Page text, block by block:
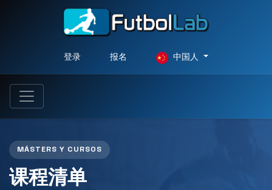
登录 报名 中国人
MÁSTERS Y CURSOS
课程清单